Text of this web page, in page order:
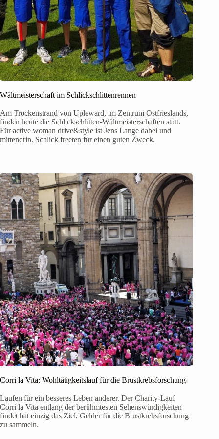
Wältmeisterschaft im Schlickschlittenrennen
Am Trockenstrand von Upleward, im Zentrum Ostfrieslands,
finden heute die Schlickschlitten-Wältmeisterschaften statt.
Für active woman drive&style ist Jens Lange dabei und
mittendrin. Schlick freeten für einen guten Zweck.
Corri la Vita: Wohltätigkeitslauf für die Brustkrebsforschung
Laufen für ein besseres Leben anderer. Der Charity-Lauf
Corri la Vita entlang der berühmtesten Sehenswürdigkeiten
findet hat einzig das Ziel, Gelder für die Brustkrebsforschung
zu sammeln.